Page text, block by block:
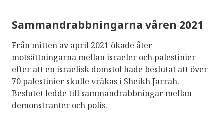
områdena har dragit slutsatsen att
internationell lag, eftersom Israel tydligt
bryter mot de regler som gäller för en
laglig ockupation.
Palestinska brott mot mänskliga rättigheter:
Sammandrabbningarna våren 2021
Från mitten av april 2021 ökade åter
motsättningarna mellan israeler och palestinier
efter att en israelisk domstol hade beslutat att över
70 palestinier skulle vräkas i Sheikh Jarrah.
Beslutet ledde till sammandrabbningar mellan
demonstranter och polis.